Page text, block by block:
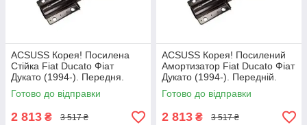
ACSUSS Корея! Посилена
Стійка Fiat Ducato Фіат
Дукато (1994-). Передня.
Шток 25mm. 280975 , 635853
Готово до відправки
2 813 ₴ 3 517 ₴
ACSUSS Корея! Посилений
Амортизатор Fiat Ducato Фіат
Дукато (1994-). Передній.
Шток 25mm. 280975 , 635853
Готово до відправки
2 813 ₴ 3 517 ₴